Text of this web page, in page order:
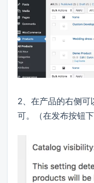
2、在产品的右侧可
可。（在发布按钮下